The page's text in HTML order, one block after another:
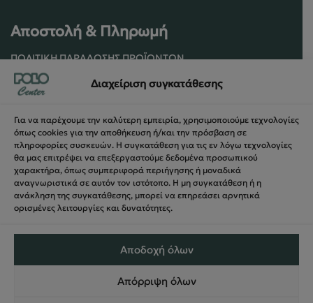
Διαχείριση συγκατάθεσης
Για να παρέχουμε την καλύτερη εμπειρία, χρησιμοποιούμε τεχνολογίες
όπως cookies για την αποθήκευση ή/και την πρόσβαση σε
πληροφορίες συσκευών. Η συγκατάθεση για τις εν λόγω τεχνολογίες
θα μας επιτρέψει να επεξεργαστούμε δεδομένα προσωπικού
χαρακτήρα, όπως συμπεριφορά περιήγησης ή μοναδικά
αναγνωριστικά σε αυτόν τον ιστότοπο. Η μη συγκατάθεση ή η
ανάκληση της συγκατάθεσης, μπορεί να επηρεάσει αρνητικά
ορισμένες λειτουργίες και δυνατότητες.
Αποδοχή όλων
Απόρριψη όλων
Αποστολή & Πληρωμή
ΠΟΛΙΤΙΚΉ ΠΑΡΆΔΟΣΗΣ ΠΡΟΪΌΝΤΩΝ
ΠΟΛΙΤΙΚΉ ΕΠΙΣΤΡΟΦΏΝ / ΑΚΥΡΏΣΕΩΝ
ΌΡΟΙ ΧΡΉΣΗΣ ΚΑΙ ΑΣΦΑΛΕΊΑΣ
ΦΌΡΜΑ ΥΠΑΝΑΧΏΡΗΣΗΣ